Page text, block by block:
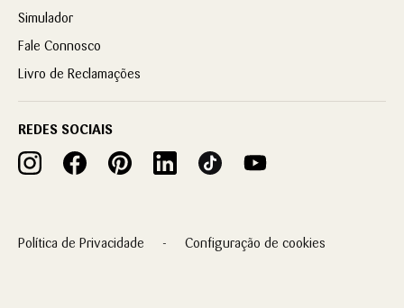
Simulador
Fale Connosco
Livro de Reclamações
REDES SOCIAIS
Política de Privacidade Configuração de cookies